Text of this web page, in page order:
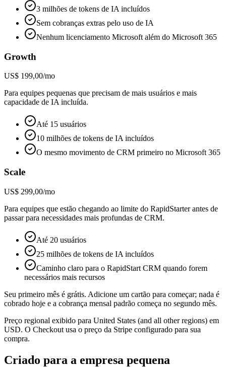
3 milhões de tokens de IA incluídos
Sem cobranças extras pelo uso de IA
Nenhum licenciamento Microsoft além do Microsoft 365
Growth
US$ 199,00/mo
Para equipes pequenas que precisam de mais usuários e mais
capacidade de IA incluída.
Até 15 usuários
10 milhões de tokens de IA incluídos
O mesmo movimento de CRM primeiro no Microsoft 365
Scale
US$ 299,00/mo
Para equipes que estão chegando ao limite do RapidStarter antes de
passar para necessidades mais profundas de CRM.
Até 20 usuários
25 milhões de tokens de IA incluídos
Caminho claro para o RapidStart CRM quando forem
necessários mais recursos
Seu primeiro mês é grátis. Adicione um cartão para começar; nada é
cobrado hoje e a cobrança mensal padrão começa no segundo mês.
Preço regional exibido para United States (and all other regions) em
USD. O Checkout usa o preço da Stripe configurado para sua
compra.
Criado para a empresa pequena